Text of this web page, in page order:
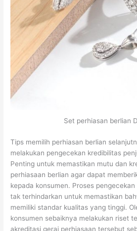
Set perhiasan berlian
Tips memilih perhiasan berlian
melakukan pengecekan kredibilitas
Penting untuk memastikan mutu dan
perhiasaan berlian agar dapat
kepada konsumen. Proses
tak terhindarkan untuk memastikan
memiliki standar kualitas yang tinggi.
konsumen sebaiknya melakukan riset
akreditasi gerai perhiasaan tersebut